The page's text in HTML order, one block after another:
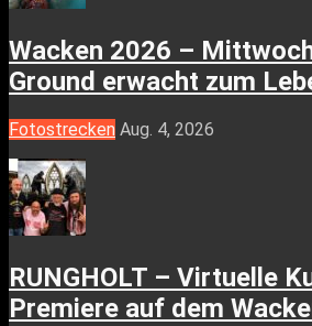
Wacken 2026 –
Ground erwacht zum
Fotostrecken Aug. 4, 2026
RUNGHOLT – Virtuelle
Premiere auf dem